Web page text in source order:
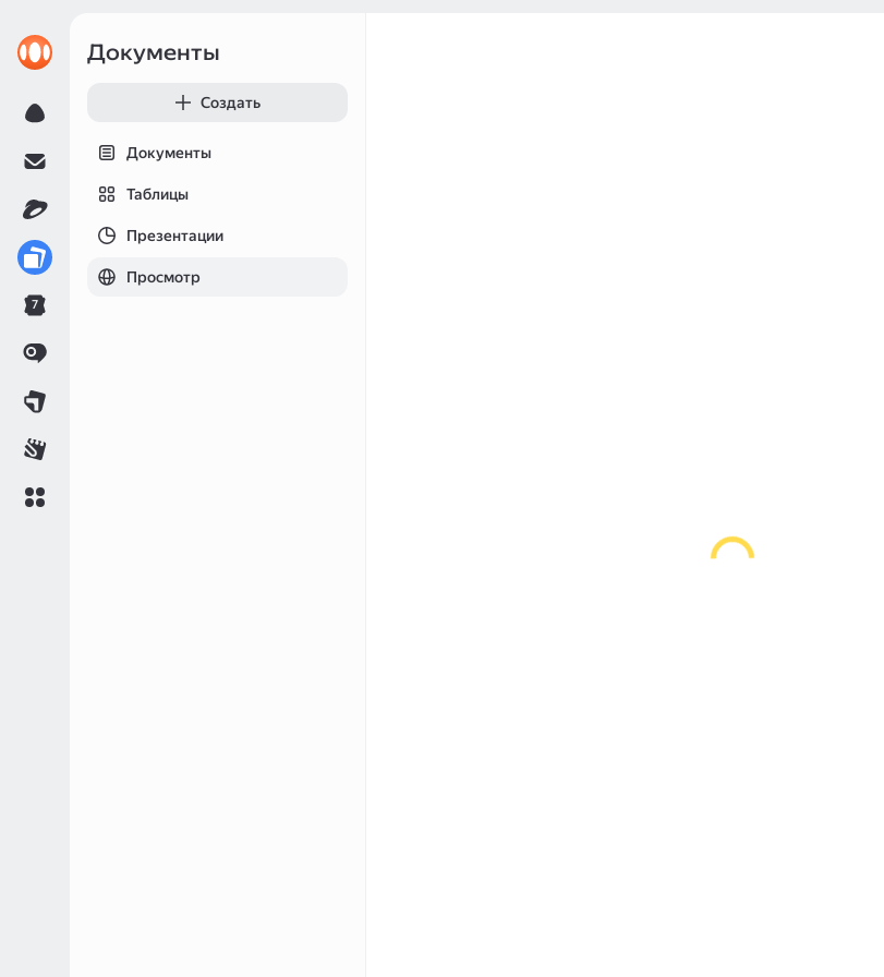
7
Документы
Создать
Документы
Таблицы
Презентации
Просмотр